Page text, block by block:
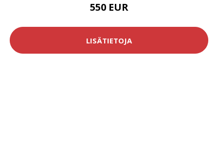
550 EUR
LISÄTIETOJA